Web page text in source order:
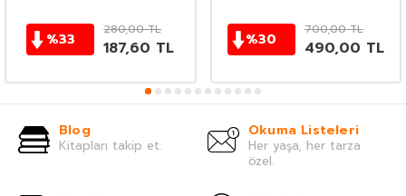
%33
280,00TL
187,60 TL %30
700,00TL
490,00 TL
Blog
Kitapları takip et.
Okuma Listeleri
Her yaşa, her tarza
özel.